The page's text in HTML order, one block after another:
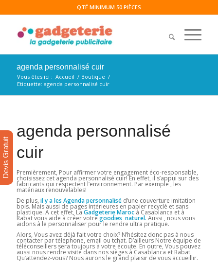
QTÉ MINIMUM 50 PIÈCES
agenda personnalisé cuir
Vous êtes ici : Accueil / Boutique /
Etiquette: agenda personnalisé cuir
agenda personnalisé
cuir
Premièrement, Pour affirmer votre engagement éco-responsable,
choisissez cet agenda personnalisé cuir! En effet, il s’appui sur des
fabricants qui respectent l’environnement. Par exemple , les
matériaux renouvelables!
De plus, il y a les Agenda personnaliséd’une couverture imitation
bois. Mais aussi de pages intérieures en papier recyclé et sans
plastique. A cet effet, La Gadgeterie Marocà Casablanca et à
Rabat vous aide à créer votregoodies naturel. Aussi , nous vous
aidons à le personnaliser pour le rendre ultra pratique.
Alors, Vous avez déjà fait votre choix? N’hésitez donc pas à nous
contacter par téléphone, email ou tchat. D’ailleurs Notre équipe de
téléconseillers sera toujours à votre écoute. En outre, Vous pouvez
aussi nous rendre visite dans nos sièges à Casablanca et Rabat.
Qu’attendez-vous? Nous aurons le grand plaisir de vous accueillir.
Devis Gratuit